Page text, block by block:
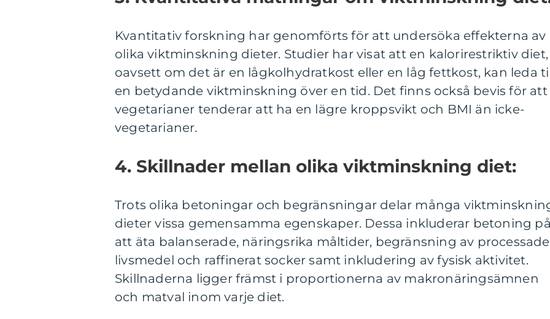
Kvantitativ forskning har genomförts för att undersöka effekterna av
olika viktminskning dieter. Studier har visat att en kalorirestriktiv diet,
oavsett om det är en lågkolhydratkost eller en låg fettkost, kan leda
en betydande viktminskning över en tid. Det finns också bevis för att
vegetarianer tenderar att ha en lägre kroppsvikt och BMI än icke-
vegetarianer.
4. Skillnader mellan olika viktminskning diet:
Trots olika betoningar och begränsningar delar många
dieter vissa gemensamma egenskaper. Dessa inkluderar betoning på
att äta balanserade, näringsrika måltider, begränsning av processade
livsmedel och raffinerat socker samt inkludering av fysisk aktivitet.
Skillnaderna ligger främst i proportionerna av makronäringsämnen
och matval inom varje diet.